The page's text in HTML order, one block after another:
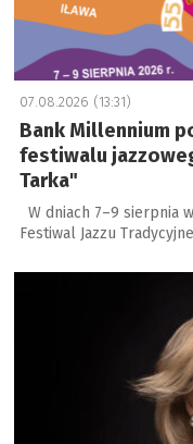
07.08.2026 (13:31)
Bank Millennium
festiwalu
Tarka"
W dniach 7–9 sierpnia
Festiwal Jazzu
a